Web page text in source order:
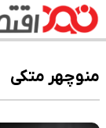
منوچهر متکی